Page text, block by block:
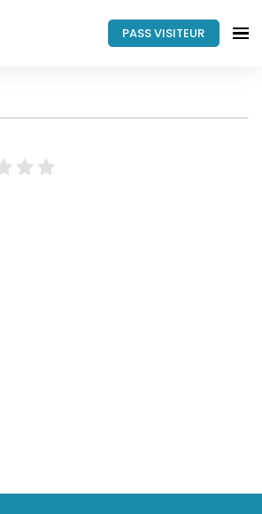
PASS VISITEUR